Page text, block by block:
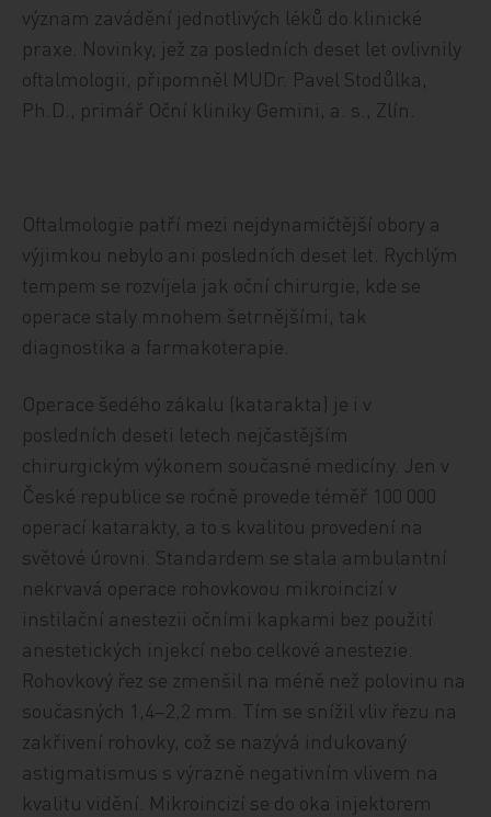
význam zavádění jednotlivých léků do klinické
praxe. Novinky, jež za posledních deset let ovlivnily
oftalmologii, připomněl MUDr. Pavel Stodůlka,
Ph.D., primář Oční kliniky Gemini, a. s., Zlín.
Oftalmologie patří mezi nejdynamičtější obory a
výjimkou nebylo ani posledních deset let. Rychlým
tempem se rozvíjela jak oční chirurgie, kde se
operace staly mnohem šetrnějšími, tak
diagnostika a farmakoterapie.
Operace šedého zákalu (katarakta) je i v
posledních deseti letech nejčastějším
chirurgickým výkonem současné medicíny. Jen v
České republice se ročně provede téměř 100 000
operací katarakty, a to s kvalitou provedení na
světové úrovni. Standardem se stala ambulantní
nekrvavá operace rohovkovou mikroincizí v
instilační anestezii očními kapkami bez použití
anestetických injekcí nebo celkové anestezie.
Rohovkový řez se zmenšil na méně než polovinu na
současných 1,4–2,2 mm. Tím se snížil vliv řezu na
zakřivení rohovky, což se nazývá indukovaný
astigmatismus s výrazně negativním vlivem na
kvalitu vidění. Mikroincizí se do oka injektorem